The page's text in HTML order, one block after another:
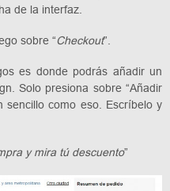
de la interfaz.
sobre “Checkout”.
es donde podrás añadir un
Solo presiona sobre “Añadir
sencillo como eso. Escríbelo y
y mira tú descuento”